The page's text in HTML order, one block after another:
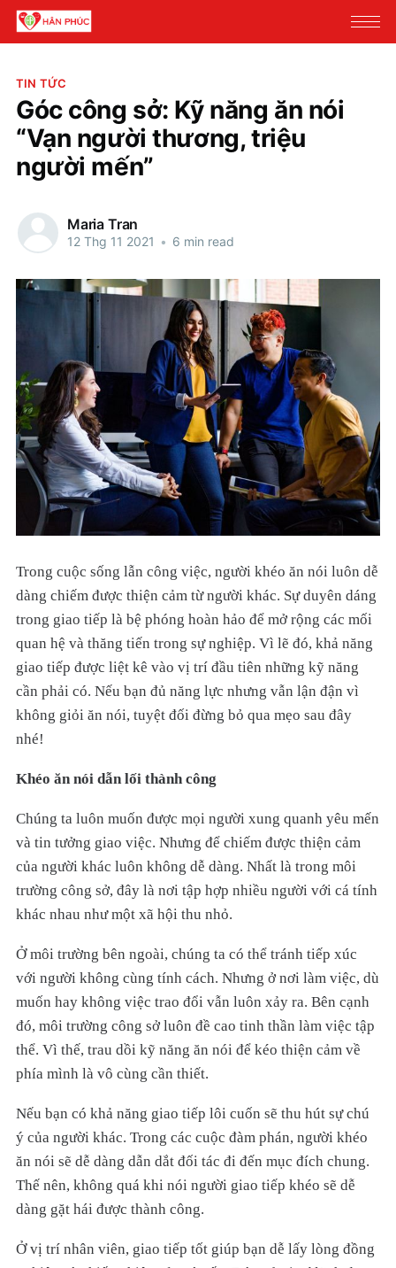
TIN TỨC
Góc công sở: Kỹ năng ăn nói
“Vạn người thương, triệu
người mến”
Maria Tran
12 Thg 11 2021 • 6 min read
Trong cuộc sống lẫn công việc, người khéo ăn nói luôn dễ
dàng chiếm được thiện cảm từ người khác. Sự duyên dáng
trong giao tiếp là bệ phóng hoàn hảo để mở rộng các mối
quan hệ và thăng tiến trong sự nghiệp. Vì lẽ đó, khả năng
giao tiếp được liệt kê vào vị trí đầu tiên những kỹ năng
cần phải có. Nếu bạn đủ năng lực nhưng vẫn lận đận vì
không giỏi ăn nói, tuyệt đối đừng bỏ qua mẹo sau đây
nhé!
Khéo ăn nói dẫn lối thành công
Chúng ta luôn muốn được mọi người xung quanh yêu mến
và tin tưởng giao việc. Nhưng để chiếm được thiện cảm
của người khác luôn không dễ dàng. Nhất là trong môi
trường công sở, đây là nơi tập hợp nhiều người với cá tính
khác nhau như một xã hội thu nhỏ.
Ở môi trường bên ngoài, chúng ta có thể tránh tiếp xúc
với người không cùng tính cách. Nhưng ở nơi làm việc, dù
muốn hay không việc trao đổi vẫn luôn xảy ra. Bên cạnh
đó, môi trường công sở luôn đề cao tinh thần làm việc tập
thể. Vì thế, trau dồi kỹ năng ăn nói để kéo thiện cảm về
phía mình là vô cùng cần thiết.
Nếu bạn có khả năng giao tiếp lôi cuốn sẽ thu hút sự chú
ý của người khác. Trong các cuộc đàm phán, người khéo
ăn nói sẽ dễ dàng dẫn dắt đối tác đi đến mục đích chung.
Thế nên, không quá khi nói người giao tiếp khéo sẽ dễ
dàng gặt hái được thành công.
Ở vị trí nhân viên, giao tiếp tốt giúp bạn dễ lấy lòng đồng